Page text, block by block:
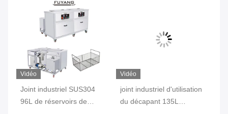
Vidéo
Joint industriel SUS304
96L de réservoirs de
Vidéo
joint industriel d'utilisation
du décapant 135L